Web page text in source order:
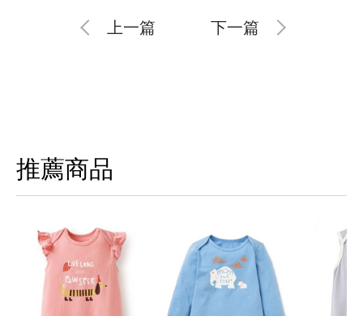
上一篇 下一篇
推薦商品